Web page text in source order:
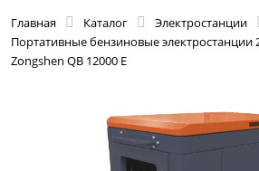
Главная Каталог
Электростанции
Портативные бензиновые электростанции
Zongshen QB 12000 E